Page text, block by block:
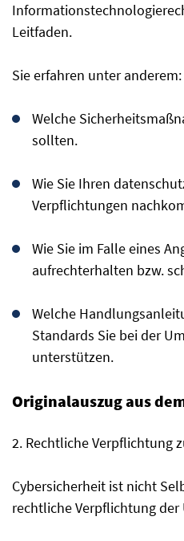
Leitfaden.
Sie erfahren unter anderem:
Welche
sollten.
Wie Sie Ihren
Verpflichtungen
Wie Sie im Falle eines
aufrechterhalten bzw.
Welche
Standards Sie bei der
unterstützen.
Originalauszug aus
2. Rechtliche Verpflichtung
Cybersicherheit ist nicht
rechtliche Verpflichtung